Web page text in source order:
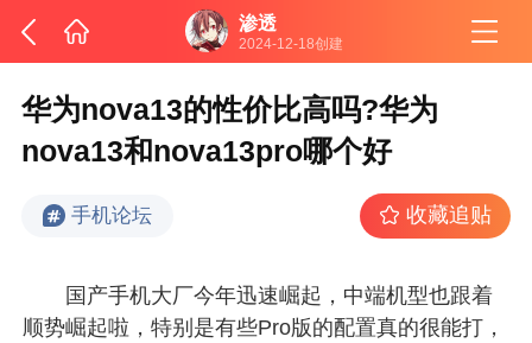
渗透
2024-12-18创建
华为nova13的性价比高吗?华为
nova13和nova13pro哪个好
手机论坛 收藏追贴
国产手机大厂今年迅速崛起，中端机型也跟着
顺势崛起啦，特别是有些Pro版的配置真的很能打，